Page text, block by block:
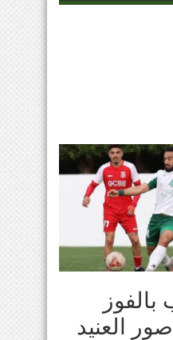
بالفوز
العنيد